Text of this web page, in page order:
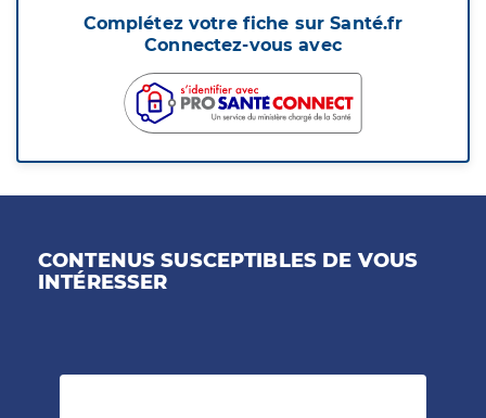
Complétez votre fiche sur Santé.fr
Connectez-vous avec
CONTENUS SUSCEPTIBLES DE VOUS
INTÉRESSER